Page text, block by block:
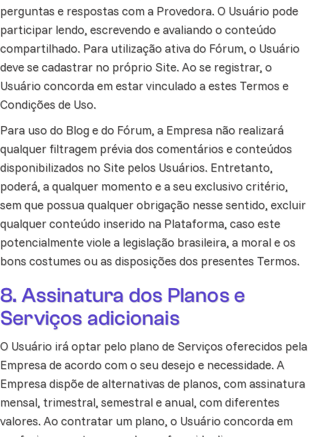
perguntas e respostas com a Provedora. O Usuário pode
participar lendo, escrevendo e avaliando o conteúdo
compartilhado. Para utilização ativa do Fórum, o Usuário
deve se cadastrar no próprio Site. Ao se registrar, o
Usuário concorda em estar vinculado a estes Termos e
Condições de Uso.
Para uso do Blog e do Fórum, a Empresa não realizará
qualquer filtragem prévia dos comentários e conteúdos
disponibilizados no Site pelos Usuários. Entretanto,
poderá, a qualquer momento e a seu exclusivo critério,
sem que possua qualquer obrigação nesse sentido, excluir
qualquer conteúdo inserido na Plataforma, caso este
potencialmente viole a legislação brasileira, a moral e os
bons costumes ou as disposições dos presentes Termos.
8. Assinatura dos Planos e
Serviços adicionais
O Usuário irá optar pelo plano de Serviços oferecidos pela
Empresa de acordo com o seu desejo e necessidade. A
Empresa dispõe de alternativas de planos, com assinatura
mensal, trimestral, semestral e anual, com diferentes
valores. Ao contratar um plano, o Usuário concorda em